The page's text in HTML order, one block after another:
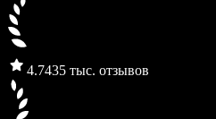
4.7435 тыс. отзывов